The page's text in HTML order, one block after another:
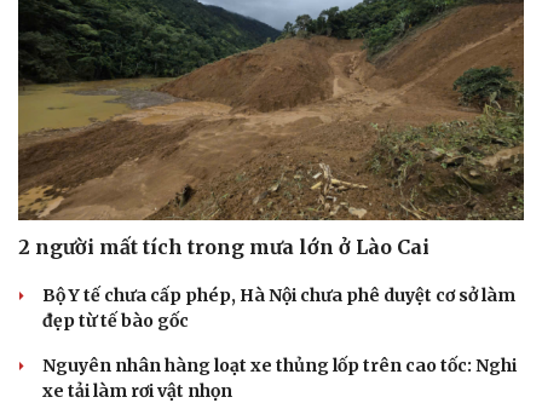
Săn Tour
check-in
Đọc truyện đêm khuya
Cửa sổ tình yêu
Kể chuyện cho bé
Hạt giống tâm hồn
2 người mất tích trong mưa lớn ở Lào Cai
Bộ Y tế chưa cấp phép, Hà Nội chưa phê duyệt cơ sở làm
đẹp từ tế bào gốc
Nguyên nhân hàng loạt xe thủng lốp trên cao tốc: Nghi
xe tải làm rơi vật nhọn